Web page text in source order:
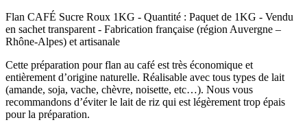
Flan CAFÉ Sucre Roux 1KG - Quantité : Paquet de 1KG - Vendu
en sachet transparent - Fabrication française (région Auvergne –
Rhône-Alpes) et artisanale
Cette préparation pour flan au café est très économique et
entièrement d’origine naturelle. Réalisable avec tous types de lait
(amande, soja, vache, chèvre, noisette, etc…). Nous vous
recommandons d’éviter le lait de riz qui est légèrement trop épais
pour la préparation.